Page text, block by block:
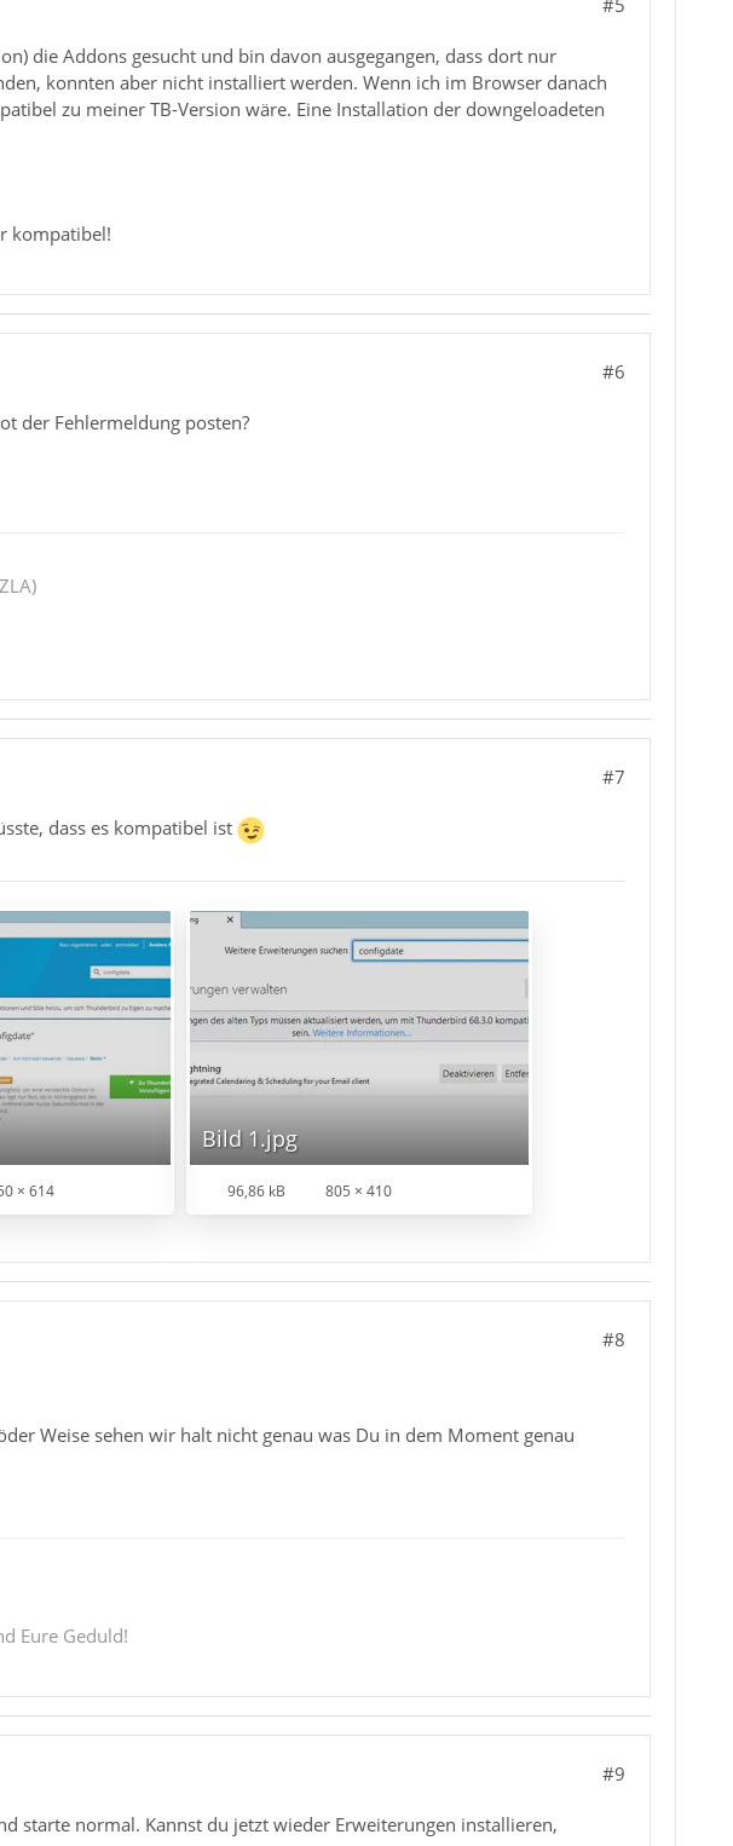
die Addons gesucht und bin davon ausgegangen, dass dort nur
konnten aber nicht installiert werden. Wenn ich im Browser danach
zu meiner TB-Version wäre. Eine Installation der downgeloadeten
kompatibel!
#6
der Fehlermeldung posten?
#7
dass es kompatibel ist
× 614
Bild 1.jpg
96,86 kB 805 × 410
#8
Weise sehen wir halt nicht genau was Du in dem Moment genau
Eure Geduld!
#9
starte normal. Kannst du jetzt wieder Erweiterungen installieren,